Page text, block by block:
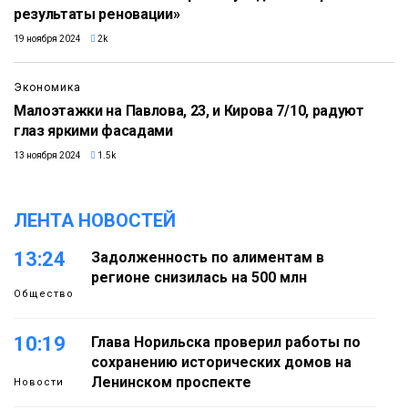
результаты реновации»
19 ноября 2024 2k
Экономика
Малоэтажки на Павлова, 23, и Кирова 7/10, радуют
глаз яркими фасадами
13 ноября 2024 1.5k
ЛЕНТА НОВОСТЕЙ
13:24
Общество
Задолженность по алиментам в
регионе снизилась на 500 млн
10:19
Новости
Глава Норильска проверил работы по
сохранению исторических домов на
Ленинском проспекте